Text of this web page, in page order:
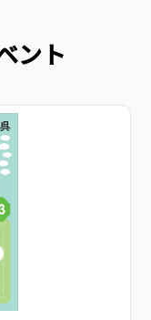
ント